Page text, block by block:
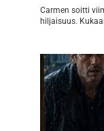
Carmen soitti
hiljaisuus.